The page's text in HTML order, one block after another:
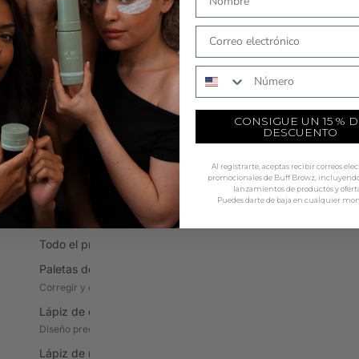
A todo color
Tintes híbridos
Tecnología de tintes, acabado natural
Tintes para cejas y pestañas
Tintes en crema clásicos, 5 tonos
Reactivos y oxidantes
Activadores en crema y líquidos
Tintes en gel
Gel híbrido, color de larga duración
PRE-SORTEO Y ASIGNACIÓN
Todo el proceso previo al sorteo y la elaboración de mapas
Paletas de correctores
Corregir y definir los contornos
Lápiz de cejas
Diseño preciso de las cejas
Lápiz de mapeo
COMPRAR AHORA
CONSIGUE UN 15 %
DESCUENTO
Al registrarte, aceptas recibir correos
promocionales de Buff Browz,
lanzamientos de productos y
Puedes darte de baja en cualquier